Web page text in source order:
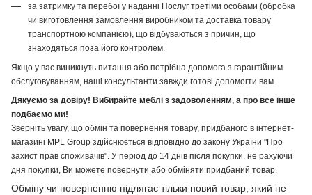
за затримку та перебої у наданні Послуг третіми особами (обробка
чи виготовлення замовлення виробником та доставка товару
транспортною компанією), що відбуваються з причин, що
знаходяться поза його контролем.
Якщо у вас виникнуть питання або потрібна допомога з гарантійним
обслуговуванням, наші консультанти завжди готові допомогти вам.
Дякуємо за довіру! Вибирайте меблі з задоволенням, а про все інше
подбаємо ми!
Зверніть увагу, що обмін та повернення товару, придбаного в інтернет-
магазині MPL Group здійснюється відповідно до закону України "Про
захист прав споживачів". У період до 14 днів після покупки, не рахуючи
дня покупки, Ви можете повернути або обміняти придбаний товар.
Обміну чи поверненню підлягає тільки новий товар, який не